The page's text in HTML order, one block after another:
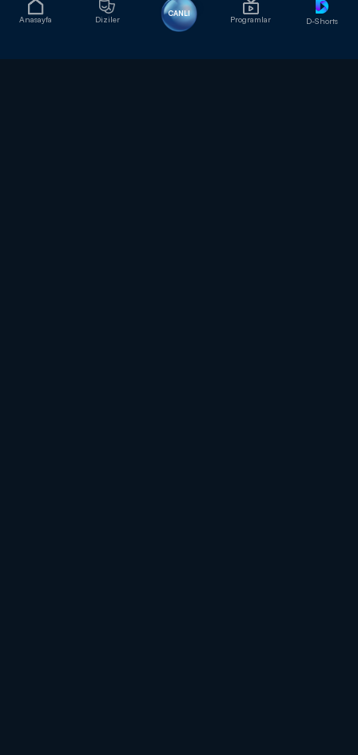
Anasayfa Diziler
CANLI
Programlar D-Shorts